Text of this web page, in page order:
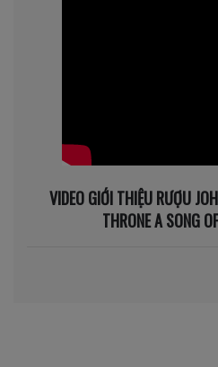
VIDEO GIỚI THIỆU RƯỢU
THRONE A SONG